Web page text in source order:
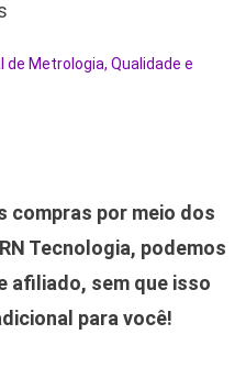
de Metrologia, Qualidade e
compras por meio dos
Tecnologia, podemos
afiliado, sem que isso
para você!